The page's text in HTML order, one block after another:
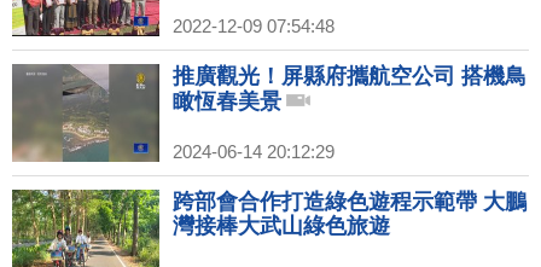
2022-12-09 07:54:48
推廣觀光！屏縣府攜航空公司 搭機鳥
瞰恆春美景
2024-06-14 20:12:29
跨部會合作打造綠色遊程示範帶 大鵬
灣接棒大武山綠色旅遊